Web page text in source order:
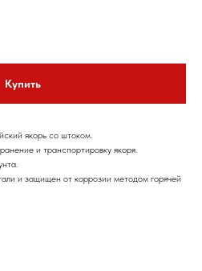
Купить
якорь со штоком.
и транспортировку якоря.
и защищен от коррозии методом горячей